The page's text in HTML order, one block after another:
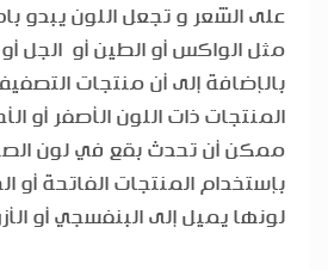
على الشعر و تجعل اللون يبدو
مثل الواكس أو الطين أو الجل أو
بالإضافة إلى أن منتجات
المنتجات ذات اللون الأصفر أو
ممكن أن تحدث بقع في لون
بإستخدام المنتجات الفاتحة أو
لونها يميل إلى البنفسجي أو